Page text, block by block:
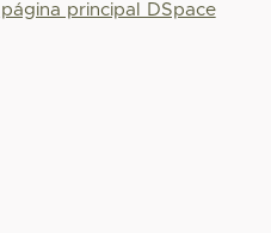
página principal DSpace